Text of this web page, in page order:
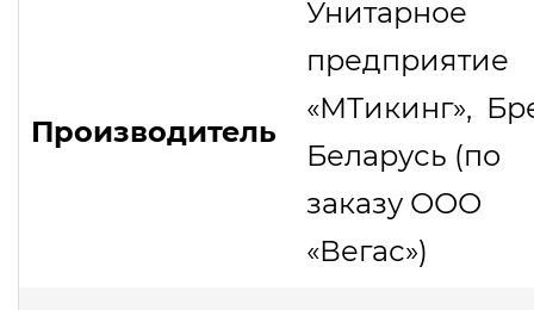
Производитель
Унитарное
предприятие
«МТикинг»,
Беларусь (по
заказу ООО
«Вегас»)